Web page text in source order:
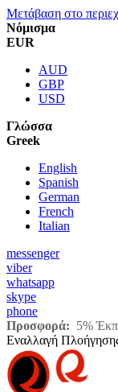
Μετάβαση στο
Νόμισμα
EUR
AUD
GBP
USD
Γλώσσα
Greek
English
Spanish
German
French
Italian
messenger
viber
whatsapp
skype
phone
Προσφορά: 5%
Εναλλαγή